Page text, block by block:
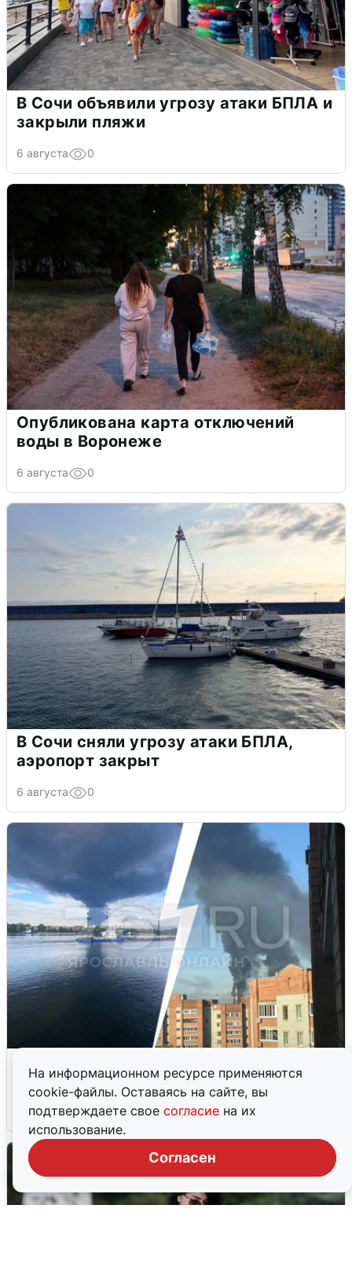
На информационном ресурсе применяются
cookie-файлы. Оставаясь на сайте, вы
подтверждаете свое согласие на их
использование.
Согласен
В Сочи объявили угрозу атаки БПЛА и
закрыли пляжи
6 августа 0
Опубликована карта отключений
воды в Воронеже
6 августа 0
В Сочи сняли угрозу атаки БПЛА,
аэропорт закрыт
6 августа 0
попадания и последствия
6 августа 0